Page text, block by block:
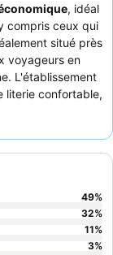
, idéal
compris ceux qui
situé près
voyageurs en
L'établissement
literie confortable,
Pour une
de demander
49%
32%
11%
3%